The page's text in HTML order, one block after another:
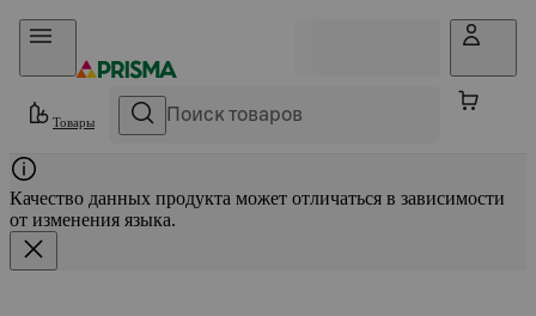
Прыгать в контент
Товары
Качество данных продукта может отличаться в зависимости
от изменения языка.